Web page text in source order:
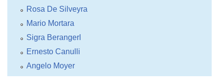
Rosa De Silveyra
Mario Mortara
Sigra Berangerl
Ernesto Canulli
Angelo Moyer